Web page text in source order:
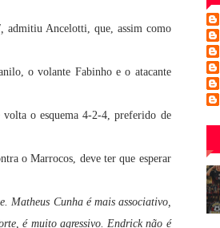
admitiu Ancelotti, que, assim como
o volante Fabinho e o atacante
o esquema 4-2-4, preferido de
o Marrocos, deve ter que esperar
Matheus Cunha é mais associativo,
é muito agressivo. Endrick não é